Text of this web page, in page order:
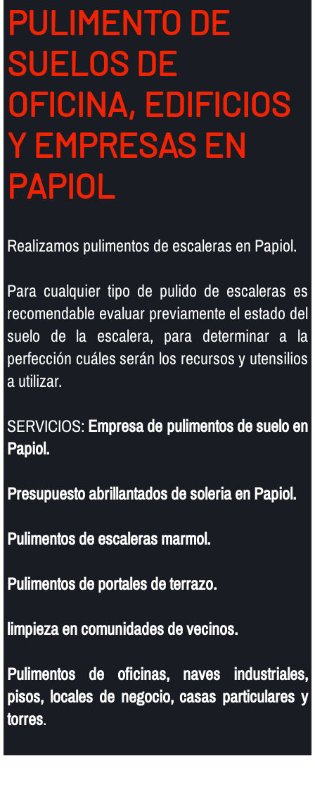
PULIMENTO DE
SUELOS DE
OFICINA, EDIFICIOS
Y EMPRESAS EN
PAPIOL
Realizamos pulimentos de escaleras en Papiol.
Para cualquier tipo de pulido de escaleras es
recomendable evaluar previamente el estado del
suelo de la escalera, para determinar a la
perfección cuáles serán los recursos y utensilios
a utilizar.
SERVICIOS: Empresa de pulimentos de suelo en
Papiol.
Presupuesto abrillantados de soleria en Papiol.
Pulimentos de escaleras marmol.
Pulimentos de portales de terrazo.
limpieza en comunidades de vecinos.
Pulimentos de oficinas, naves industriales,
pisos, locales de negocio, casas particulares y
torres.